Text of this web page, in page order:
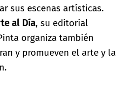
sus escenas artísticas.
al Día, su editorial
organiza también
y promueven el arte y la